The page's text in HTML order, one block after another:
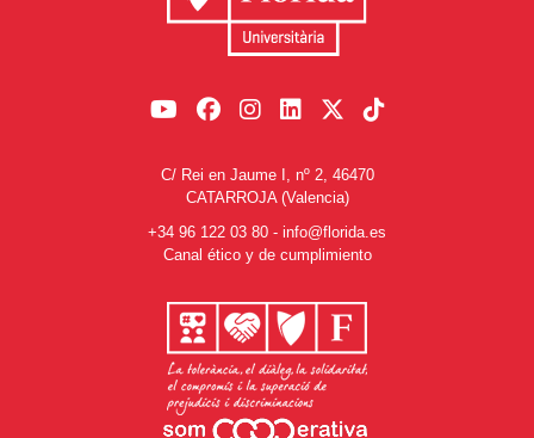
C/ Rei en Jaume I, nº 2, 46470
CATARROJA (Valencia)
+34 96 122 03 80 - info@florida.es
Canal ético y de cumplimiento